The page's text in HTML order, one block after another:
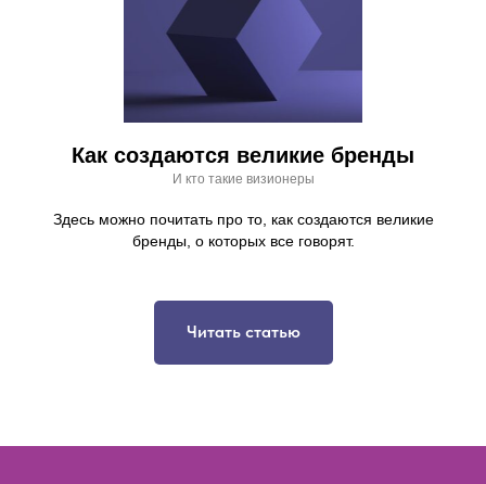
Как создаются великие бренды
И кто такие визионеры
Здесь можно почитать про то, как создаются великие
бренды, о которых все говорят.
Читать статью